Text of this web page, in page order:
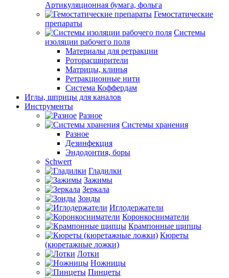
Артикуляционная бумага, фольга
Гемостатические
препараты
Системы
изоляции рабочего поля
Материалы для ретракции
Роторасширители
Матрицы, клинья
Ретракционные нити
Система Коффердам
Иглы, шприцы для каналов
Инструменты
Разное
Системы хранения
Разное
Дезинфекция
Эндодонтия, боры
Schwert
Гладилки
Зажимы
Зеркала
Зонды
Иглодержатели
Коронкосниматели
Крампонные щипцы
Кюреты
(кюретажные ложки)
Лотки
Ножницы
Пинцеты